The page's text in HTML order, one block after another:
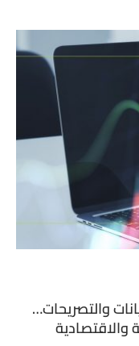
والتصريحات…
والاقتصادية